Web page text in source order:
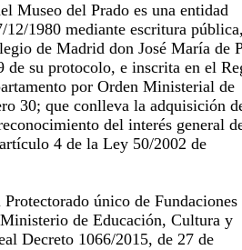
Museo del Prado es una entidad
1980 mediante escritura
de Madrid don José María de
de su protocolo, e inscrita en el
por Orden Ministerial de
30; que conlleva la adquisición
del interés general
4 de la Ley 50/2002 de
único de Fundaciones
de Educación, Cultura y
Decreto 1066/2015, de 27 de